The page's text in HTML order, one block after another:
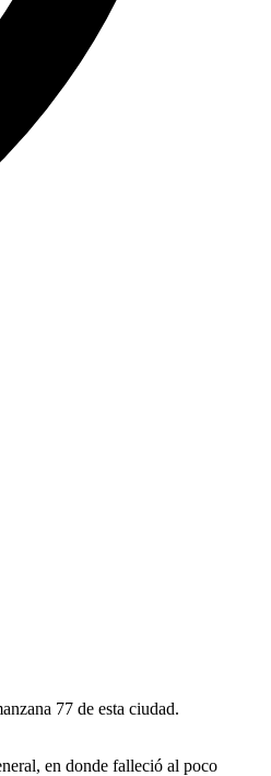
77 de esta ciudad.
en donde falleció al poco